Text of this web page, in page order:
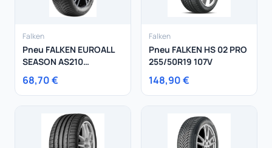
Falken
Pneu FALKEN EUROALL
SEASON AS210
175/65R15 84H
68,70 €
Falken
Pneu FALKEN HS 02 PRO
255/50R19 107V
148,90 €